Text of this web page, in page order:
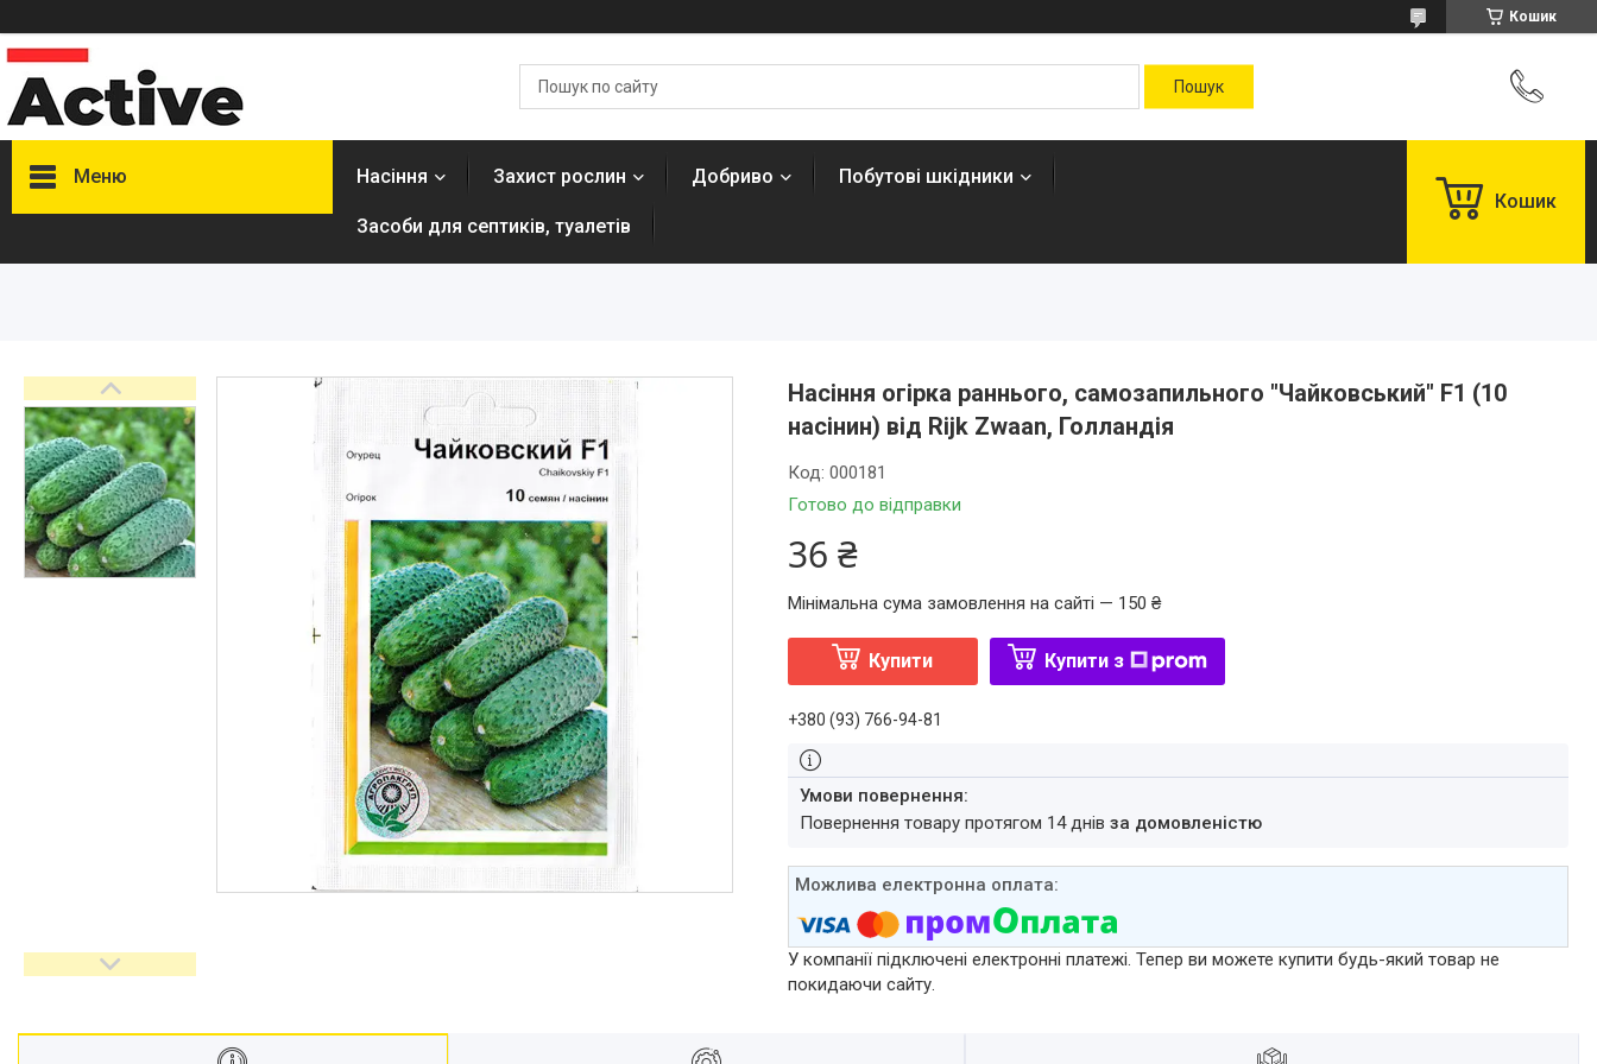
Кошик
Меню
туалетів
Добриво
Насіння Захист рослин Добриво Побутові шкідники
Засоби для септиків, туалетів
Кошик
Насіння огірка раннього, самозапильного "Чайковський" F1 (10
насінин) від Rijk Zwaan, Голландія
Готово до відправки
Код: 000181
36 ₴
Мінімальна сума замовлення на сайті — 150 ₴
Купити Купити з
+380 (93) 766-94-81
повернення товару протягом 14 днів за домовленістю
У компанії підключені електронні платежі. Тепер ви можете купити будь-який товар не
покидаючи сайту.